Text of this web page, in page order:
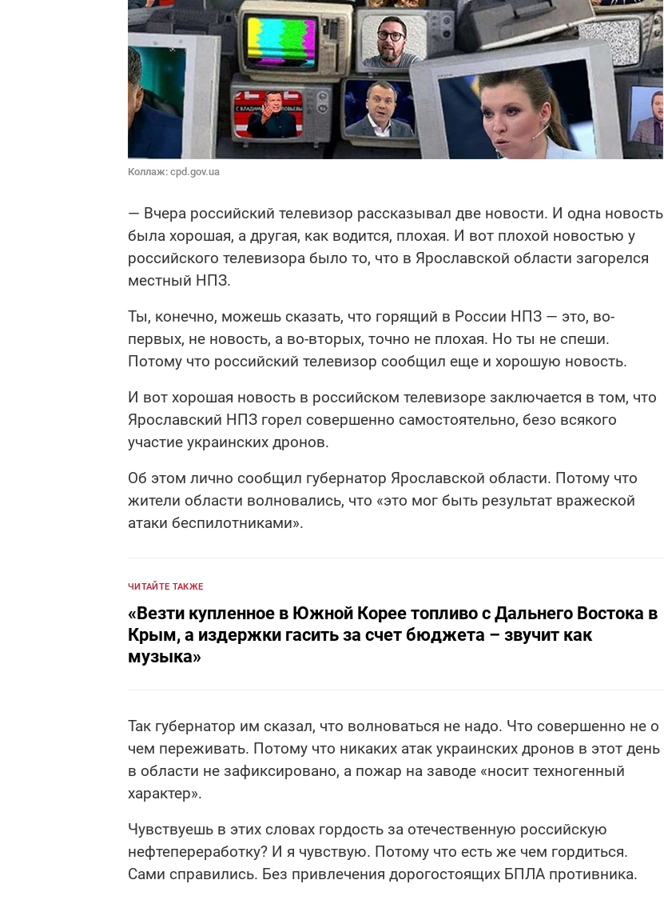
Коллаж: cpd.gov.ua
— Вчера российский телевизор рассказывал две новости. И одна новость
была хорошая, а другая, как водится, плохая. И вот плохой новостью у
российского телевизора было то, что в Ярославской области загорелся
местный НПЗ.
Ты, конечно, можешь сказать, что горящий в России НПЗ — это, во-
первых, не новость, а во-вторых, точно не плохая. Но ты не спеши.
Потому что российский телевизор сообщил еще и хорошую новость.
И вот хорошая новость в российском телевизоре заключается в том, что
Ярославский НПЗ горел совершенно самостоятельно, безо всякого
участие украинских дронов.
Об этом лично сообщил губернатор Ярославской области. Потому что
жители области волновались, что «это мог быть результат вражеской
атаки беспилотниками».
ЧИТАЙТЕ ТАКЖЕ
«Везти купленное в Южной Корее топливо с Дальнего Востока в
Крым, а издержки гасить за счет бюджета – звучит как
музыка»
Так губернатор им сказал, что волноваться не надо. Что совершенно не о
чем переживать. Потому что никаких атак украинских дронов в этот день
в области не зафиксировано, а пожар на заводе «носит техногенный
характер».
Чувствуешь в этих словах гордость за отечественную российскую
нефтепереработку? И я чувствую. Потому что есть же чем гордиться.
Сами справились. Без привлечения дорогостоящих БПЛА противника.